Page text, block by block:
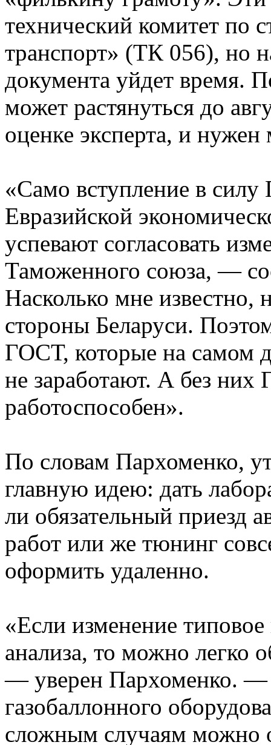
технический комитет по
транспорт» (ТК 056), но
документа уйдет время.
может растянуться до
оценке эксперта, и нужен
«Само вступление в
Евразийской
успевают согласовать
Таможенного союза, —
Насколько мне известно,
стороны Беларуси.
ГОСТ, которые на самом
не заработают. А без
работоспособен».
По словам Пархоменко,
главную идею: дать
ли обязательный приезд
работ или же тюнинг
оформить удаленно.
«Если изменение типовое
анализа, то можно легко
— уверен Пархоменко. —
газобаллонного
сложным случаям можно